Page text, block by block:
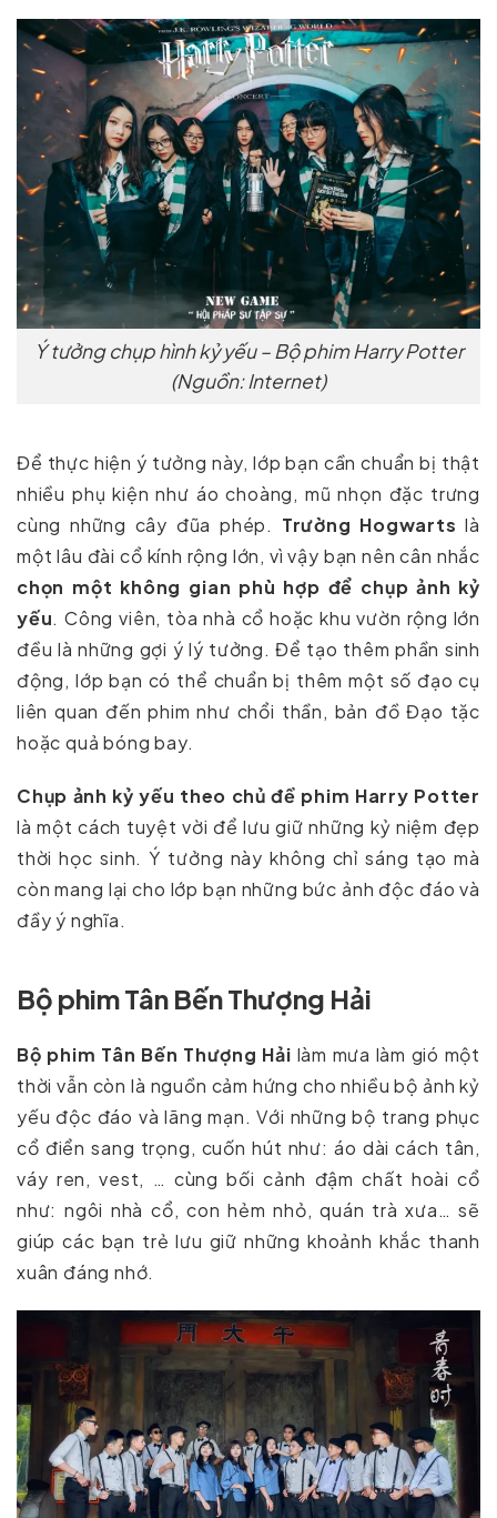
Ý tưởng chụp hình kỷ yếu – Bộ phim Harry Potter
(Nguồn: Internet)
Để thực hiện ý tưởng này, lớp bạn cần chuẩn bị thật
nhiều phụ kiện như áo choàng, mũ nhọn đặc trưng
cùng những cây đũa phép. Trường Hogwarts là
một lâu đài cổ kính rộng lớn, vì vậy bạn nên cân nhắc
chọn một không gian phù hợp để chụp ảnh kỷ
yếu. Công viên, tòa nhà cổ hoặc khu vườn rộng lớn
đều là những gợi ý lý tưởng. Để tạo thêm phần sinh
động, lớp bạn có thể chuẩn bị thêm một số đạo cụ
liên quan đến phim như chổi thần, bản đồ Đạo tặc
hoặc quả bóng bay.
Chụp ảnh kỷ yếu theo chủ đề phim Harry Potter
là một cách tuyệt vời để lưu giữ những kỷ niệm đẹp
thời học sinh. Ý tưởng này không chỉ sáng tạo mà
còn mang lại cho lớp bạn những bức ảnh độc đáo và
đầy ý nghĩa.
Bộ phim Tân Bến Thượng Hải
Bộ phim Tân Bến Thượng Hải làm mưa làm gió một
thời vẫn còn là nguồn cảm hứng cho nhiều bộ ảnh kỷ
yếu độc đáo và lãng mạn. Với những bộ trang phục
cổ điển sang trọng, cuốn hút như: áo dài cách tân,
váy ren, vest, … cùng bối cảnh đậm chất hoài cổ
như: ngôi nhà cổ, con hẻm nhỏ, quán trà xưa… sẽ
giúp các bạn trẻ lưu giữ những khoảnh khắc thanh
xuân đáng nhớ.